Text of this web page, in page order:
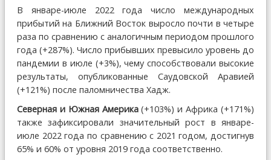
В январе-июле 2022 года число международных
прибытий на Ближний Восток выросло почти в четыре
раза по сравнению с аналогичным периодом прошлого
года (+287%). Число прибывших превысило уровень до
пандемии в июле (+3%), чему способствовали высокие
результаты, опубликованные Саудовской Аравией
(+121%) после паломничества Хадж.
Северная и Южная Америка(+103%) и Африка (+171%)
также зафиксировали значительный рост в январе-
июле 2022 года по сравнению с 2021 годом, достигнув
65% и 60% от уровня 2019 года соответственно.